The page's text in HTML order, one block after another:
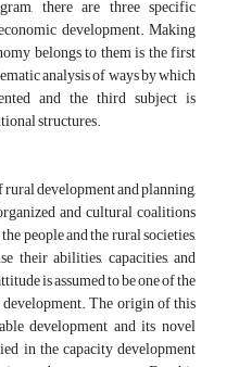
there are three specific
development. Making
belongs to them is the first
analysis of ways by which
and the third subject is
structures.
development and planning,
and cultural coalitions
people and the rural societies,
their abilities, capacities, and
is assumed to be one of the
The origin of this
development and its novel
in the capacity development